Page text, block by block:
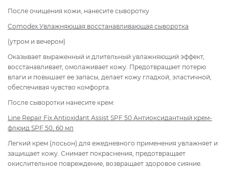
После очищения кожи, нанесите сыворотку
Comodex Увлажняющая восстанавливающая сыворотка
(утром и вечером)
Оказывает выраженный и длительный увлажняющий эффект,
восстанавливает, омолаживает кожу. Предотвращает потерю
влаги и повышает ее запасы, делает кожу гладкой, эластичной,
обеспечивая чувство комфорта.
После сыворотки нанесите крем:
Line Repair Fix Antioxidant Assist SPF 50 Антиоксидантный крем-
флюид SPF 50, 60 мл
Легкий крем (лосьон) для ежедневного применения увлажняет и
защищает кожу. Снимает покраснения, предотвращает
окислительное повреждение, возвращает здоровое сияние.